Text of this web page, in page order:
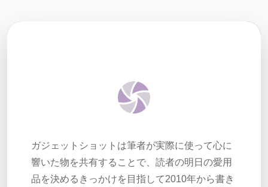
ガジェットショットは筆者が実際に使って心に
響いた物を共有することで、読者の明日の愛用
品を決めるきっかけを目指して2010年から書き